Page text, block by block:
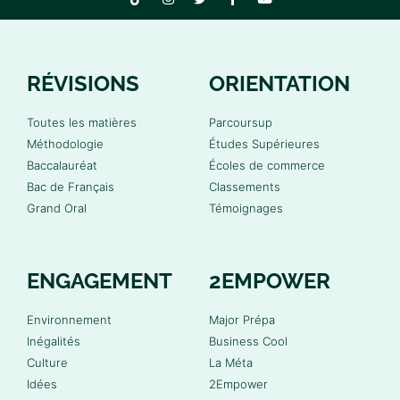
RÉVISIONS
Toutes les matières
Méthodologie
Baccalauréat
Bac de Français
Grand Oral
ORIENTATION
Parcoursup
Études Supérieures
Écoles de commerce
Classements
Témoignages
ENGAGEMENT
Environnement
Inégalités
Culture
Idées
2EMPOWER
Major Prépa
Business Cool
La Méta
2Empower